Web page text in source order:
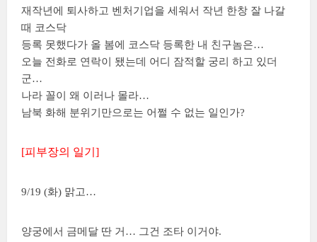
재작년에 퇴사하고 벤처기업을 세워서 작년 한창 잘 나갈
때 코스닥
등록 못했다가 올 봄에 코스닥 등록한 내 친구놈은…
오늘 전화로 연락이 됐는데 어디 잠적할 궁리 하고 있더
군…
나라 꼴이 왜 이러나 몰라…
남북 화해 분위기만으로는 어쩔 수 없는 일인가?
[피부장의 일기]
9/19 (화) 맑고…
양궁에서 금메달 딴 거… 그건 조타 이거야.